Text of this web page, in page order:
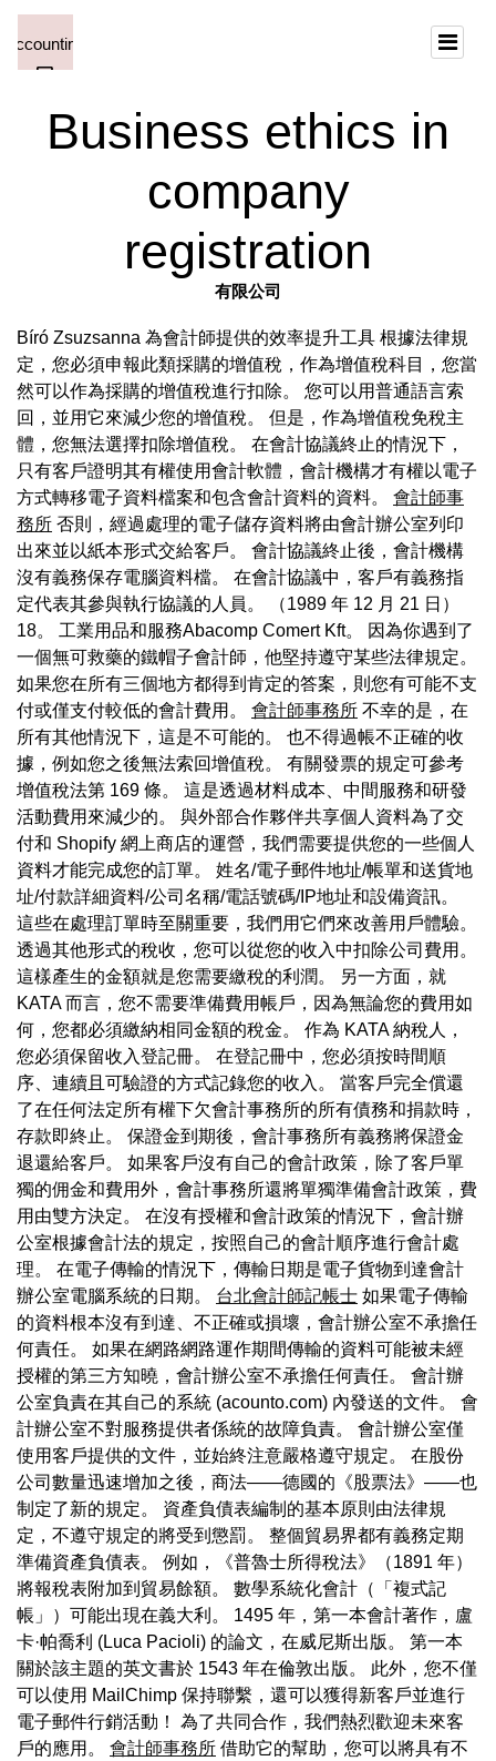
Business ethics in
company
registration
有限公司
Bíró Zsuzsanna 為會計師提供的效率提升工具 根據法律規
定，您必須申報此類採購的增值稅，作為增值稅科目，您當
然可以作為採購的增值稅進行扣除。 您可以用普通語言索
回，並用它來減少您的增值稅。 但是，作為增值稅免稅主
體，您無法選擇扣除增值稅。 在會計協議終止的情況下，
只有客戶證明其有權使用會計軟體，會計機構才有權以電子
方式轉移電子資料檔案和包含會計資料的資料。 會計師事
務所 否則，經過處理的電子儲存資料將由會計辦公室列印
出來並以紙本形式交給客戶。 會計協議終止後，會計機構
沒有義務保存電腦資料檔。 在會計協議中，客戶有義務指
定代表其參與執行協議的人員。 （1989 年 12 月 21 日）
18。 工業用品和服務Abacomp Comert Kft。 因為你遇到了
一個無可救藥的鐵帽子會計師，他堅持遵守某些法律規定。
如果您在所有三個地方都得到肯定的答案，則您有可能不支
付或僅支付較低的會計費用。 會計師事務所 不幸的是，在
所有其他情況下，這是不可能的。 也不得過帳不正確的收
據，例如您之後無法索回增值稅。 有關發票的規定可參考
增值稅法第 169 條。 這是透過材料成本、中間服務和研發
活動費用來減少的。 與外部合作夥伴共享個人資料為了交
付和 Shopify 網上商店的運營，我們需要提供您的一些個人
資料才能完成您的訂單。 姓名/電子郵件地址/帳單和送貨地
址/付款詳細資料/公司名稱/電話號碼/IP地址和設備資訊。
這些在處理訂單時至關重要，我們用它們來改善用戶體驗。
透過其他形式的稅收，您可以從您的收入中扣除公司費用。
這樣產生的金額就是您需要繳稅的利潤。 另一方面，就
KATA 而言，您不需要準備費用帳戶，因為無論您的費用如
何，您都必須繳納相同金額的稅金。 作為 KATA 納稅人，
您必須保留收入登記冊。 在登記冊中，您必須按時間順
序、連續且可驗證的方式記錄您的收入。 當客戶完全償還
了在任何法定所有權下欠會計事務所的所有債務和捐款時，
存款即終止。 保證金到期後，會計事務所有義務將保證金
退還給客戶。 如果客戶沒有自己的會計政策，除了客戶單
獨的佣金和費用外，會計事務所還將單獨準備會計政策，費
用由雙方決定。 在沒有授權和會計政策的情況下，會計辦
公室根據會計法的規定，按照自己的會計順序進行會計處
理。 在電子傳輸的情況下，傳輸日期是電子貨物到達會計
辦公室電腦系統的日期。 台北會計師記帳士 如果電子傳輸
的資料根本沒有到達、不正確或損壞，會計辦公室不承擔任
何責任。 如果在網路網路運作期間傳輸的資料可能被未經
授權的第三方知曉，會計辦公室不承擔任何責任。 會計辦
公室負責在其自己的系統 (acounto.com) 內發送的文件。 會
計辦公室不對服務提供者係統的故障負責。 會計辦公室僅
使用客戶提供的文件，並始終注意嚴格遵守規定。 在股份
公司數量迅速增加之後，商法——德國的《股票法》——也
制定了新的規定。 資產負債表編制的基本原則由法律規
定，不遵守規定的將受到懲罰。 整個貿易界都有義務定期
準備資產負債表。 例如，《普魯士所得稅法》（1891 年）
將報稅表附加到貿易餘額。 數學系統化會計（「複式記
帳」）可能出現在義大利。 1495 年，第一本會計著作，盧
卡·帕喬利 (Luca Pacioli) 的論文，在威尼斯出版。 第一本
關於該主題的英文書於 1543 年在倫敦出版。 此外，您不僅
可以使用 MailChimp 保持聯繫，還可以獲得新客戶並進行
電子郵件行銷活動！ 為了共同合作，我們熱烈歡迎未來客
戶的應用。 會計師事務所 借助它的幫助，您可以將具有不